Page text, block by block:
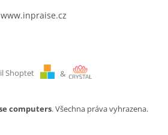
www.inpraise.cz
Shoptet &
computers. Všechna práva vyhrazena.